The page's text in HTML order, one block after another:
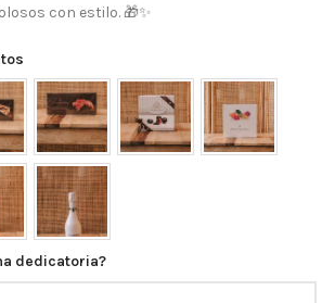
con estilo. 🎁✨
dedicatoria?